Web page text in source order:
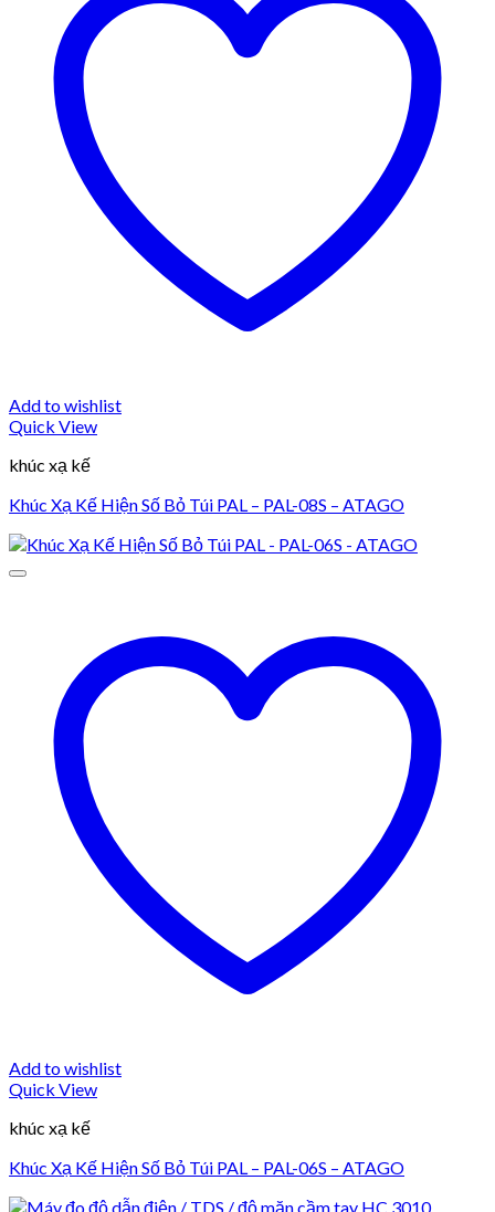
Add to wishlist
Quick View
khúc xạ kế
Khúc Xạ Kế Hiện Số Bỏ Túi PAL – PAL-08S – ATAGO
Add to wishlist
Quick View
khúc xạ kế
Khúc Xạ Kế Hiện Số Bỏ Túi PAL – PAL-06S – ATAGO